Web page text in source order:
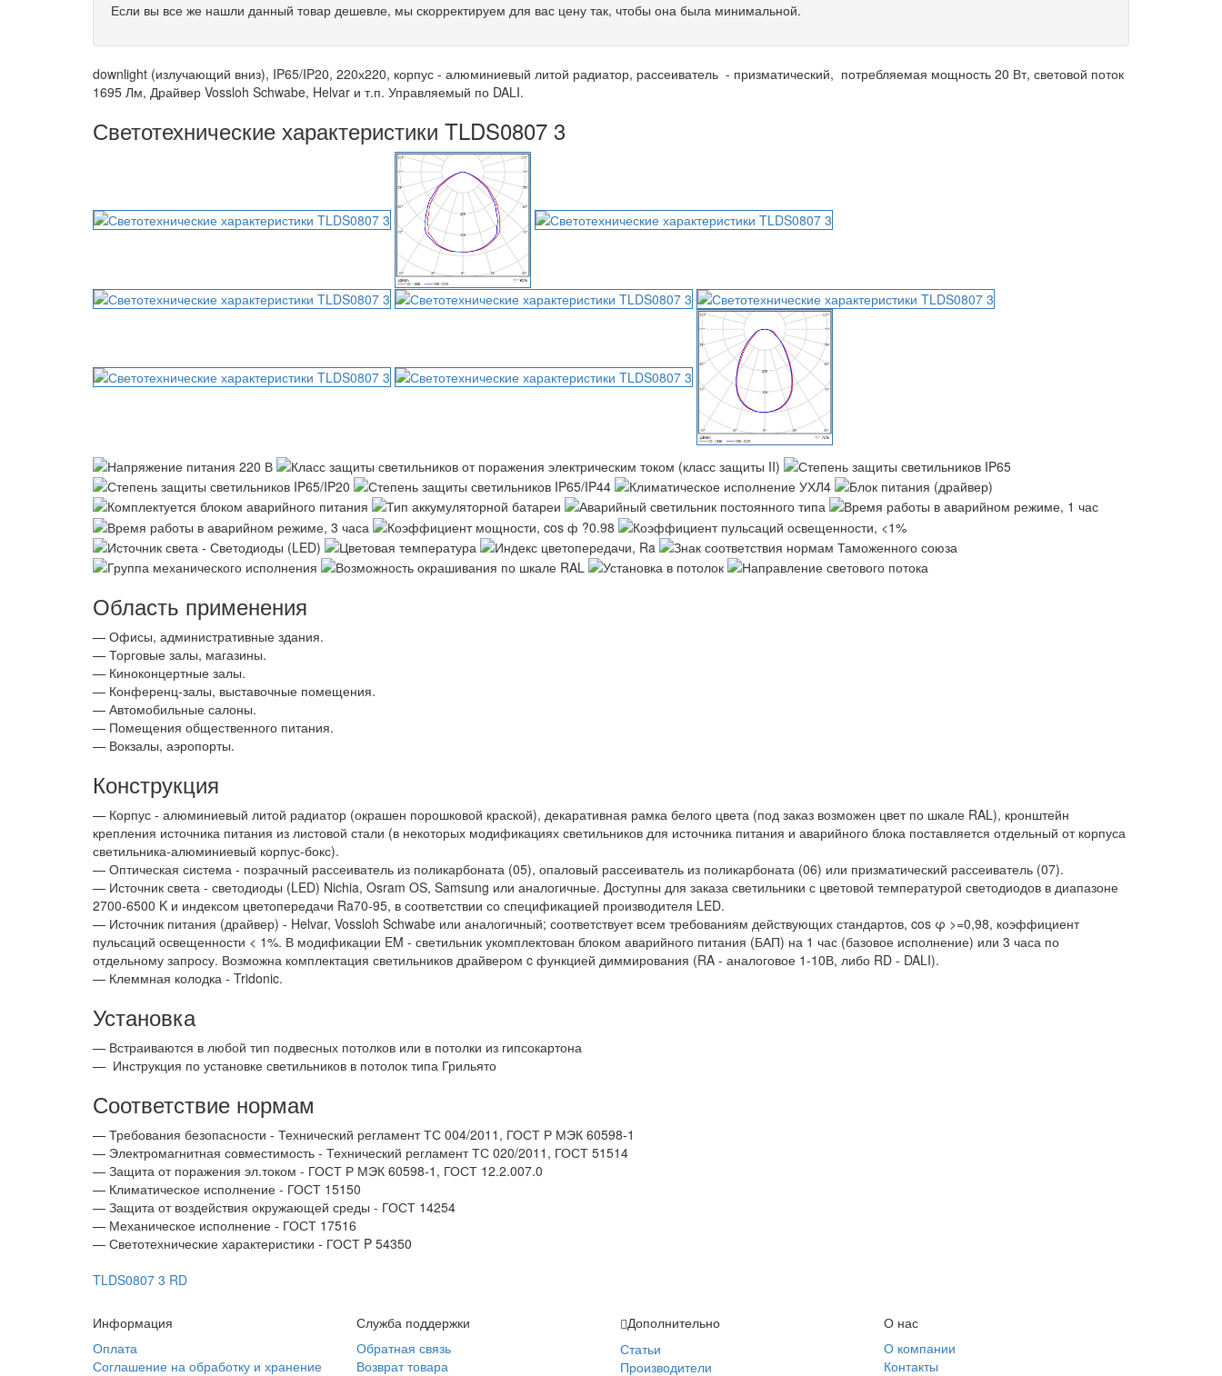
Если вы все же нашли данный товар дешевле, мы скорректируем для вас цену так, чтобы она была минимальной.
downlight (излучающий вниз), IP65/IP20, 220х220, корпус - алюминиевый литой радиатор, рассеиватель - призматический, потребляемая мощность 20 Вт, световой поток
1695 Лм, Драйвер Vossloh Schwabe, Helvar и т.п. Управляемый по DALI.
Светотехнические характеристики TLDS0807 3
Область применения
— Офисы, административные здания.
— Торговые залы, магазины.
— Киноконцертные залы.
— Конференц-залы, выставочные помещения.
— Автомобильные салоны.
— Помещения общественного питания.
— Вокзалы, аэропорты.
Конструкция
— Корпус - алюминиевый литой радиатор (окрашен порошковой краской), декаративная рамка белого цвета (под заказ возможен цвет по шкале RAL), кронштейн
крепления источника питания из листовой стали (в некоторых модификациях светильников для источника питания и аварийного блока поставляется отдельный от корпуса
светильника-алюминиевый корпус-бокс).
— Оптическая система - позрачный рассеиватель из поликарбоната (05), опаловый рассеиватель из поликарбоната (06) или призматический рассеиватель (07).
— Источник света - светодиоды (LED) Nichia, Osram OS, Samsung или аналогичные. Доступны для заказа светильники с цветовой температурой светодиодов в диапазоне
2700-6500 K и индексом цветопередачи Ra70-95, в соответствии со спецификацией производителя LED.
— Источник питания (драйвер) - Helvar, Vossloh Schwabe или аналогичный; соответствует всем требованиям действующих стандартов, cos φ >=0,98, коэффициент
пульсаций освещенности < 1%. В модификации EM - светильник укомплектован блоком аварийного питания (БАП) на 1 час (базовое исполнение) или 3 часа по
отдельному запросу. Возможна комплектация светильников драйвером c функцией диммирования (RA - аналоговое 1-10В, либо RD - DALI).
— Клеммная колодка - Tridonic.
Установка
— Встраиваются в любой тип подвесных потолков или в потолки из гипсокартона
— Инструкция по установке светильников в потолок типа Грильято
Соответствие нормам
— Требования безопасности - Технический регламент ТС 004/2011, ГОСТ Р МЭК 60598-1
— Электромагнитная совместимость - Технический регламент ТС 020/2011, ГОСТ 51514
— Защита от поражения эл.током - ГОСТ Р МЭК 60598-1, ГОСТ 12.2.007.0
— Климатическое исполнение - ГОСТ 15150
— Защита от воздействия окружающей среды - ГОСТ 14254
— Механическое исполнение - ГОСТ 17516
— Светотехнические характеристики - ГОСТ P 54350
TLDS0807 3 RD
Информация
Оплата
Соглашение на обработку и хранение
Служба поддержки
Обратная связь
Возврат товара
Дополнительно
Статьи
Производители
О нас
О компании
Контакты